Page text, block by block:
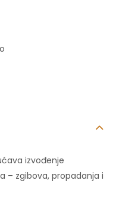
izvođenje
– zgibova, propadanja i